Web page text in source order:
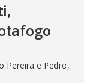
Pereira e Pedro,